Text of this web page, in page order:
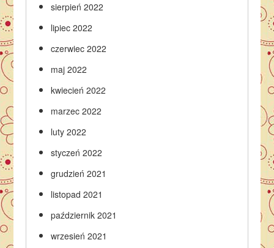
sierpień 2022
lipiec 2022
czerwiec 2022
maj 2022
kwiecień 2022
marzec 2022
luty 2022
styczeń 2022
grudzień 2021
listopad 2021
październik 2021
wrzesień 2021